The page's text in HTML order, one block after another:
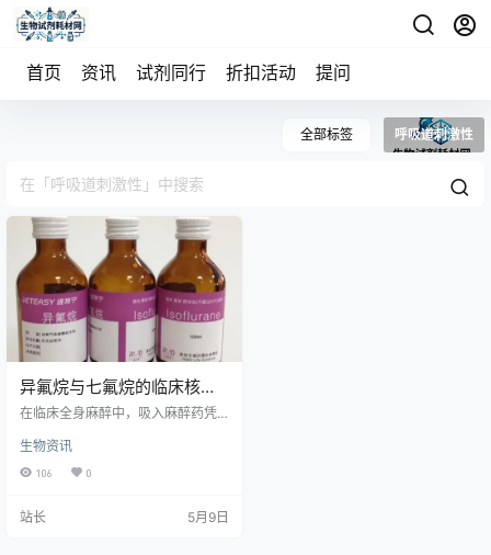
首页 资讯 试剂同行 折扣活动 提问
全部标签 呼吸道刺激性
异氟烷与七氟烷的临床核心
区别及应用辨析
在临床全身麻醉中，吸入麻醉药凭
为手术中不可或缺的核心药物。异
氟烷和七氟烷作为目前临床上应用
麻醉作用机制，但在呼吸道刺激
生物资讯
106 0
站长 5月9日